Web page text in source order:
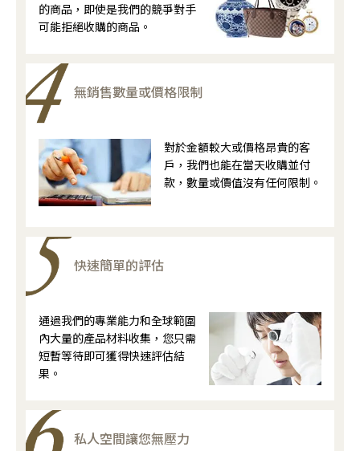
的商品，即使是我們的競爭對手
可能拒絕收購的商品。
無銷售數量或價格限制
對於金額較大或價格昂貴的客
戶，我們也能在當天收購並付
款，數量或價值沒有任何限制。
快速簡單的評估
通過我們的專業能力和全球範圍
內大量的產品材料收集，您只需
短暫等待即可獲得快速評估結
果。
私人空間讓您無壓力